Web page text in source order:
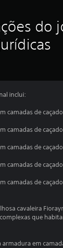
do
inclui:
camadas de
camadas de
camadas de
camadas de
camadas de
cavaleira
que
armadura em